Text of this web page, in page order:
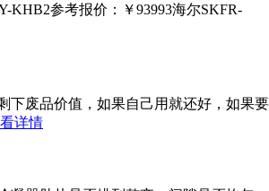
KHB2参考报价：￥93993海尔SKFR-
下废品价值，如果自己用就还好，如果
详情